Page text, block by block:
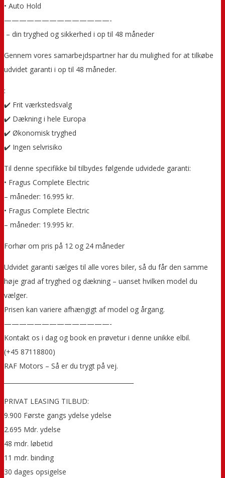
• Auto Hold
——————————————-
️ – din tryghed og sikkerhed i op til 48 måneder
Gennem vores samarbejdspartner har du mulighed for at tilkøbe
udvidet garanti i op til 48 måneder.
:
✔️ Frit værkstedsvalg
✔️ Dækning i hele Europa
✔️ Økonomisk tryghed
✔️ Ingen selvrisiko
Til denne specifikke bil tilbydes følgende udvidede garanti:
• Fragus Complete Electric
– måneder: 16.995 kr.
• Fragus Complete Electric
– måneder: 19.995 kr.
Forhør om pris på 12 og 24 måneder
Udvidet garanti sælges til alle vores biler, så du får den samme
høje grad af tryghed og dækning – uanset hvilken model du
vælger.
Prisen kan variere afhængigt af model og årgang.
——————————————-
Kontakt os i dag og book en prøvetur i denne unikke elbil.
(+45 87118800)
RAF Motors – Så er du trygt på vej.
PRIVAT LEASING TILBUD:
9.900 Første gangs ydelse ydelse
2.695 Mdr. ydelse
48 mdr. løbetid
11 mdr. binding
30 dages opsigelse